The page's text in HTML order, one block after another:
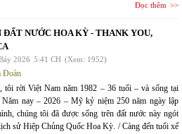
Đọc thêm
ĐẤT NƯỚC HOA KỲ - THANK YOU,
2026 5:41 CH (Xem: 1952)
Đoàn
tôi rời Việt Nam năm 1982 – 36 tuổi – và sống tại
nay – 2026 – Mỹ kỷ niệm 250 năm ngày lập
chúng tôi đã được sống trên đất nước này ngót
sử Hiệp Chủng Quốc Hoa Kỳ. / Càng đến tuổi xế